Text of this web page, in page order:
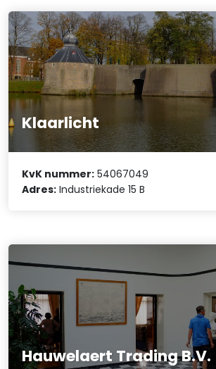
Klaarlicht
KvK nummer: 54067049
Adres: Industriekade 15 B
Hauwelaert Trading B.V.